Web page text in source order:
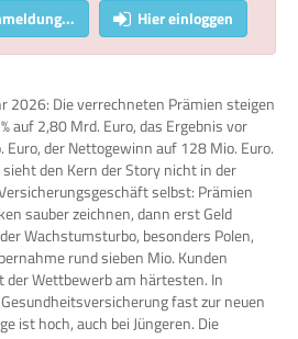
Hier einloggen
2026: Die verrechneten Prämien steigen
auf 2,80 Mrd. Euro, das Ergebnis vor
der Nettogewinn auf 128 Mio. Euro.
den Kern der Story nicht in der
selbst: Prämien
sauber zeichnen, dann erst Geld
Wachstumsturbo, besonders Polen,
rund sieben Mio. Kunden
der Wettbewerb am härtesten. In
fast zur neuen
ist hoch, auch bei Jüngeren. Die